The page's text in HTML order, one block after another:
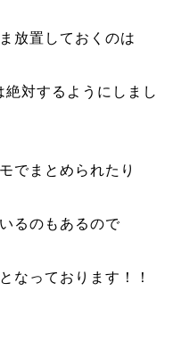
放置しておくのは
対するようにしまし
でまとめられたり
るのもあるので
なっております！！